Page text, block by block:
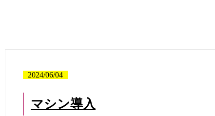
2024/06/04
マシン導入